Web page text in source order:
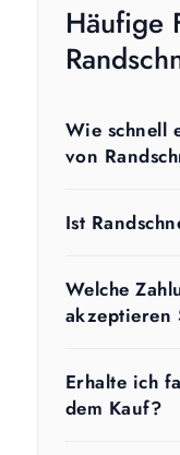
Häufige
Wie schnell
von
Ist
Welche
akzeptieren
Erhalte ich
dem Kauf?